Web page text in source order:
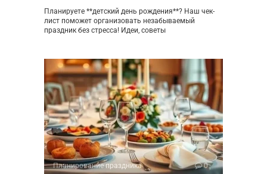
Планируете **детский день рождения**? Наш чек-
лист поможет организовать незабываемый
праздник без стресса! Идеи, советы
Планирование праздника 0